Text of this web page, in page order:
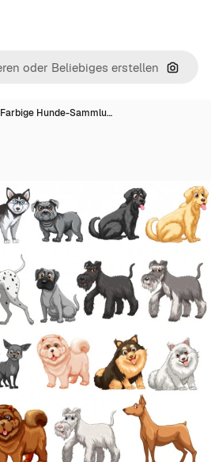
Nach
Farbige Hunde-Sammlu…